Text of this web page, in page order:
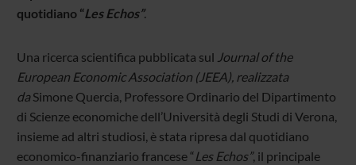
quotidiano “Les Echos”.
Una ricerca scientifica pubblicata sul Journal of the
European Economic Association (JEEA), realizzata
daSimone Quercia, Professore Ordinario del Dipartimento
di Scienze economiche dell’Università degli Studi di Verona,
insieme ad altri studiosi, è stata ripresa dal quotidiano
economico-finanziario francese “Les Echos”, il principale